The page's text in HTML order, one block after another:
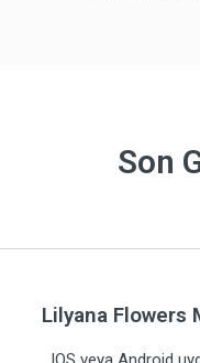
Son
Lilyana Flowers